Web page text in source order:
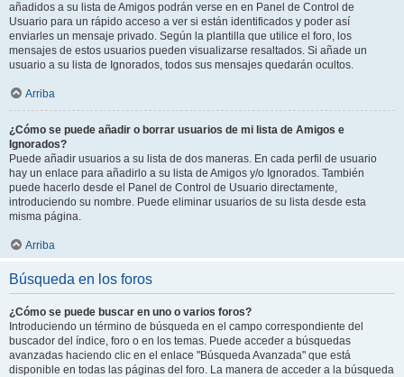
añadidos a su lista de Amigos podrán verse en en Panel de Control de
Usuario para un rápido acceso a ver si están identificados y poder así
enviarles un mensaje privado. Según la plantilla que utilice el foro, los
mensajes de estos usuarios pueden visualizarse resaltados. Si añade un
usuario a su lista de Ignorados, todos sus mensajes quedarán ocultos.
Arriba
¿Cómo se puede añadir o borrar usuarios de mi lista de Amigos e
Ignorados?
Puede añadir usuarios a su lista de dos maneras. En cada perfil de usuario
hay un enlace para añadirlo a su lista de Amigos y/o Ignorados. También
puede hacerlo desde el Panel de Control de Usuario directamente,
introduciendo su nombre. Puede eliminar usuarios de su lista desde esta
misma página.
Arriba
Búsqueda en los foros
¿Cómo se puede buscar en uno o varios foros?
Introduciendo un término de búsqueda en el campo correspondiente del
buscador del índice, foro o en los temas. Puede acceder a búsquedas
avanzadas haciendo clic en el enlace "Búsqueda Avanzada" que está
disponible en todas las páginas del foro. La manera de acceder a la búsqueda